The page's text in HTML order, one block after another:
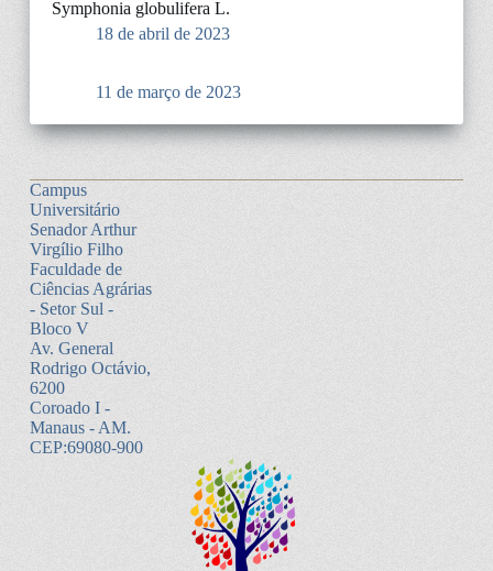
Symphonia globulifera L.
18 de abril de 2023
11 de março de 2023
Campus
Universitário
Senador Arthur
Virgílio Filho
Faculdade de
Ciências Agrárias
- Setor Sul -
Bloco V
Av. General
Rodrigo Octávio,
6200
Coroado I -
Manaus - AM.
CEP:69080-900